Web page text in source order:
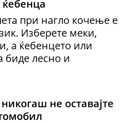
при нагло кочење е
Изберете меки,
а ќебенцето или
биде лесно и
не оставајте